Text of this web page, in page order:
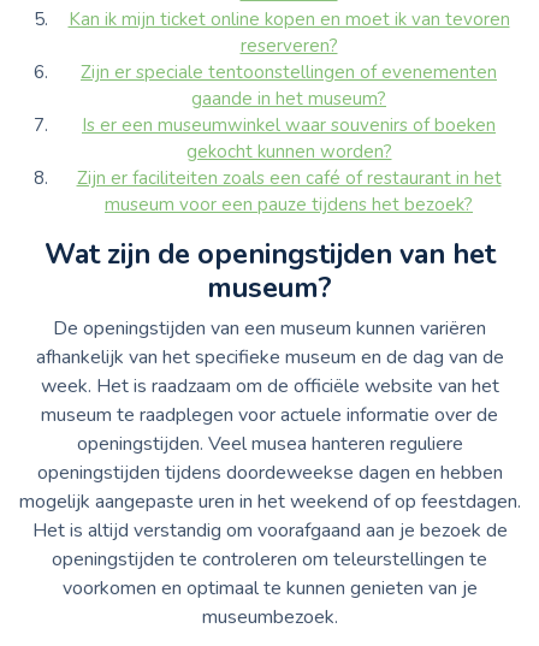
Kan ik mijn ticket online kopen en moet ik van tevoren
reserveren?
Zijn er speciale tentoonstellingen of evenementen
gaande in het museum?
Is er een museumwinkel waar souvenirs of boeken
gekocht kunnen worden?
Zijn er faciliteiten zoals een café of restaurant in het
museum voor een pauze tijdens het bezoek?
Wat zijn de openingstijden van het
museum?
De openingstijden van een museum kunnen variëren
afhankelijk van het specifieke museum en de dag van de
week. Het is raadzaam om de officiële website van het
museum te raadplegen voor actuele informatie over de
openingstijden. Veel musea hanteren reguliere
openingstijden tijdens doordeweekse dagen en hebben
mogelijk aangepaste uren in het weekend of op feestdagen.
Het is altijd verstandig om voorafgaand aan je bezoek de
openingstijden te controleren om teleurstellingen te
voorkomen en optimaal te kunnen genieten van je
museumbezoek.